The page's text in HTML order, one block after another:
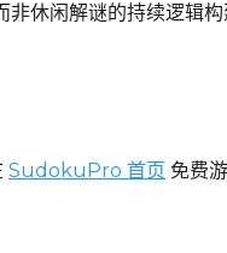
休闲解谜的持续逻辑构
SudokuPro 首页 免费